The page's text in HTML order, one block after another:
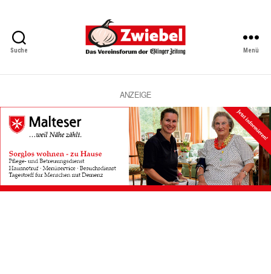
Suche
Vereinsforum
Eßlinger
Zeitung
Menü
ANZEIGE